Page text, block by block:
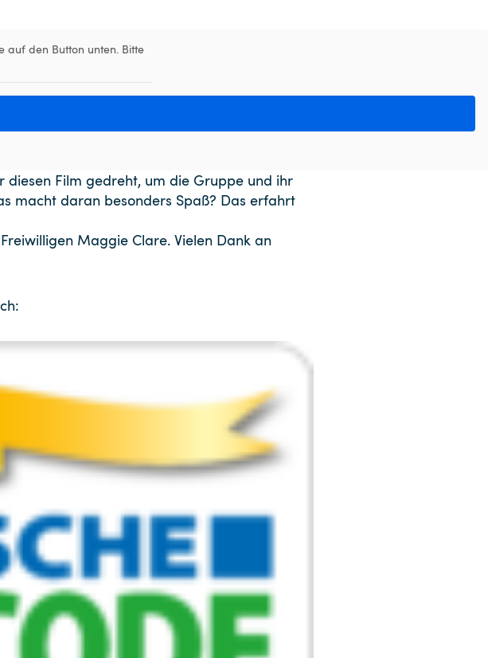
auf den Button unten. Bitte
diesen Film gedreht, um die Gruppe und ihr
macht daran besonders Spaß? Das erfahrt
Maggie Clare. Vielen Dank an